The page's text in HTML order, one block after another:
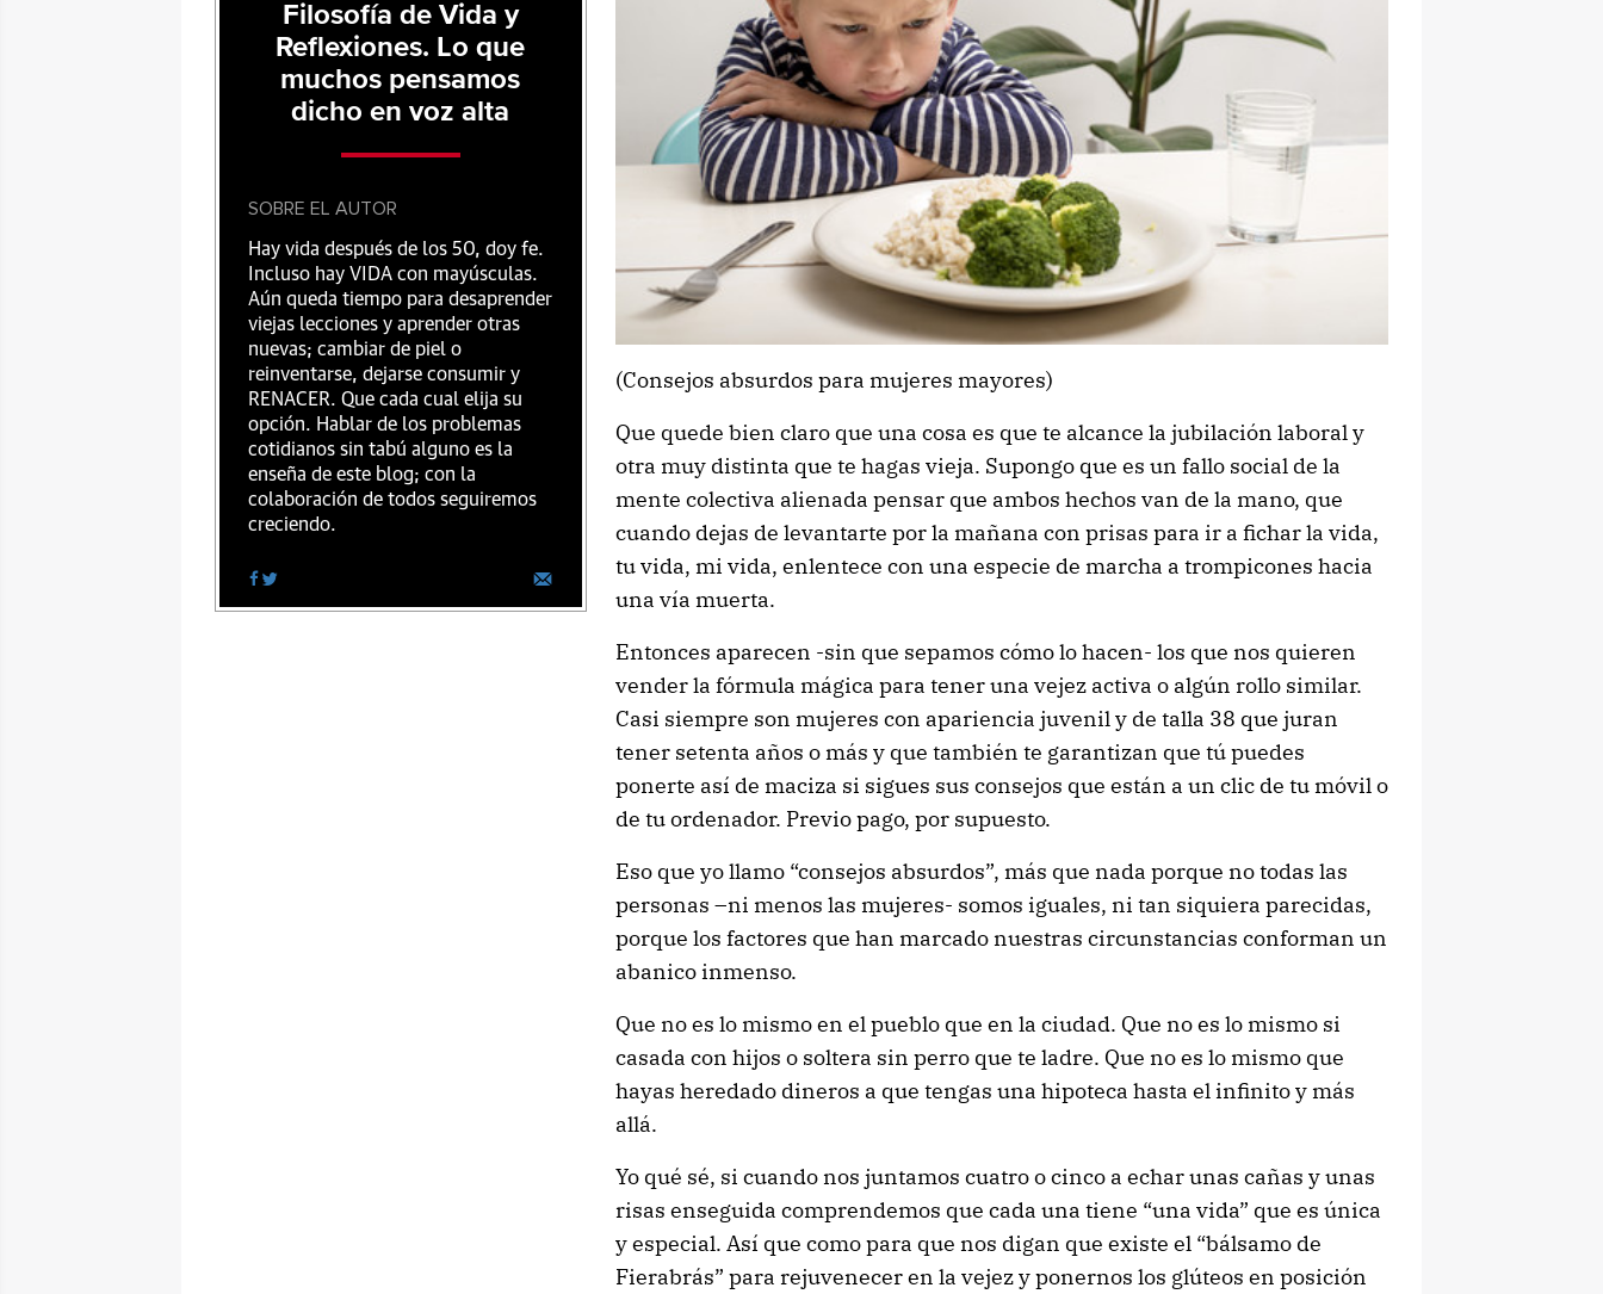
(Consejos absurdos para mujeres mayores)
Que quede bien claro que una cosa es que te alcance la jubilación laboral y
otra muy distinta que te hagas vieja. Supongo que es un fallo social de la
mente colectiva alienada pensar que ambos hechos van de la mano, que
cuando dejas de levantarte por la mañana con prisas para ir a fichar la vida,
tu vida, mi vida, enlentece con una especie de marcha a trompicones hacia
una vía muerta.
Entonces aparecen -sin que sepamos cómo lo hacen- los que nos quieren
vender la fórmula mágica para tener una vejez activa o algún rollo similar.
Casi siempre son mujeres con apariencia juvenil y de talla 38 que juran
tener setenta años o más y que también te garantizan que tú puedes
ponerte así de maciza si sigues sus consejos que están a un clic de tu móvil o
de tu ordenador. Previo pago, por supuesto.
Eso que yo llamo “consejos absurdos”, más que nada porque no todas las
personas –ni menos las mujeres- somos iguales, ni tan siquiera parecidas,
porque los factores que han marcado nuestras circunstancias conforman un
abanico inmenso.
Que no es lo mismo en el pueblo que en la ciudad. Que no es lo mismo si
casada con hijos o soltera sin perro que te ladre. Que no es lo mismo que
hayas heredado dineros a que tengas una hipoteca hasta el infinito y más
allá.
Yo qué sé, si cuando nos juntamos cuatro o cinco a echar unas cañas y unas
risas enseguida comprendemos que cada una tiene “una vida” que es única
y especial. Así que como para que nos digan que existe el “bálsamo de
Fierabrás” para rejuvenecer en la vejez y ponernos los glúteos en posición
Filosofía de Vida y
Reflexiones. Lo que
muchos pensamos
dicho en voz alta
SOBRE EL AUTOR
Hay vida después de los 50, doy fe.
Incluso hay VIDA con mayúsculas.
Aún queda tiempo para desaprender
viejas lecciones y aprender otras
nuevas; cambiar de piel o
reinventarse, dejarse consumir y
RENACER. Que cada cual elija su
opción. Hablar de los problemas
cotidianos sin tabú alguno es la
enseña de este blog; con la
colaboración de todos seguiremos
creciendo.